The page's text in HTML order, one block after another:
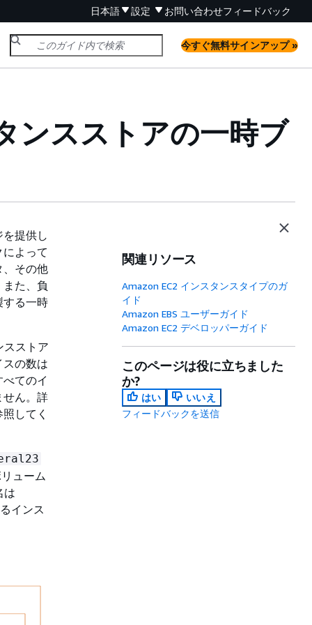
日本語 設定 お問い合わせフィードバック
今すぐ無料サインアップ »
ンスストアの一時ブ
提供し
よって
、その他
た、負
する一時
スストア
の数は
てのイ
せん。詳
照してく
ューム
は
インス
関連リソース
Amazon EC2 インスタンスタイプのガ
イド
Amazon EBS ユーザーガイド
Amazon EC2 デベロッパーガイド
このページは役に立ちました
か?
はい
いいえ
フィードバックを送信